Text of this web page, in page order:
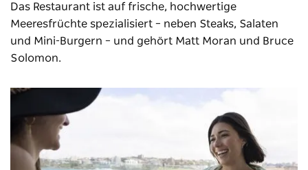
Das Restaurant ist auf frische, hochwertige
Meeresfrüchte spezialisiert – neben Steaks, Salaten
und Mini-Burgern – und gehört Matt Moran und Bruce
Solomon.